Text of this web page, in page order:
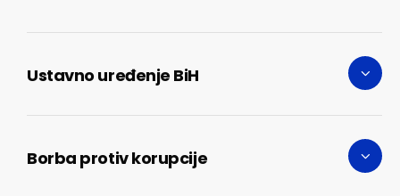
Ustavno uređenje BiH
Borba protiv korupcije